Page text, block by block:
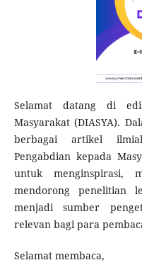
Selamat datang di
Masyarakat (DIASYA).
berbagai artikel
Pengabdian kepada
untuk menginspirasi,
mendorong penelitian
menjadi sumber
relevan bagi para
Selamat membaca,